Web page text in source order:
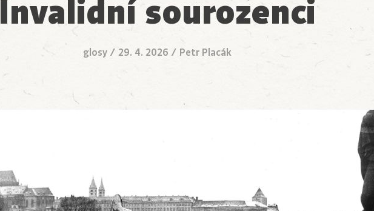
Invalidní sourozenci
glosy/ 29. 4. 2026 / Petr Placák